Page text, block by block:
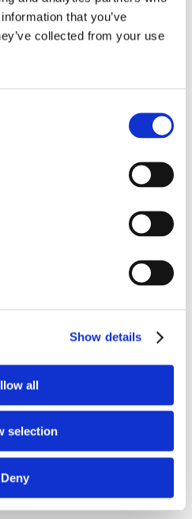
that you’ve
collected from your use
Show details
all
selection
Deny
News.